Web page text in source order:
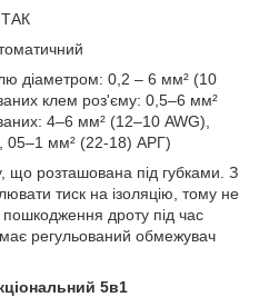
ТАК
діаметром: 0,2 – 6 мм² (10
клем роз'єму: 0,5–6 мм²
4–6 мм² (12–10 AWG),
05–1 мм² (22-18) АРГ)
що розташована під губками. З
тиск на ізоляцію, тому не
дроту під час
регульований обмежувач
5в1